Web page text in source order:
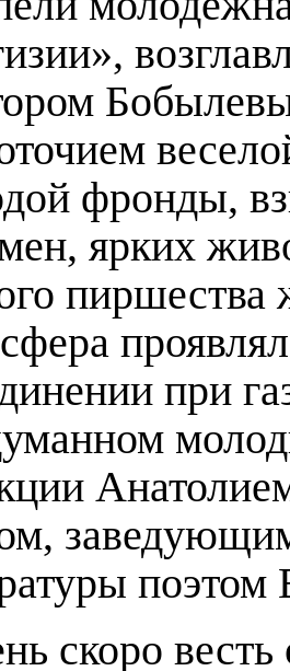
фронды,
ярких
пиршества
при
скоро